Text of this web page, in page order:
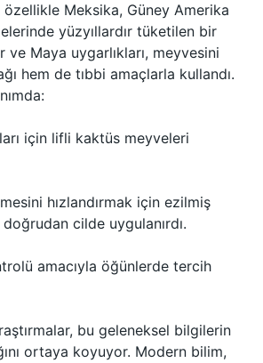
Meksika, Güney Amerika
yüzyıllardır tüketilen bir
Maya uygarlıkları, meyvesini
hem de tıbbi amaçlarla kullandı.
için lifli kaktüs meyveleri
hızlandırmak için ezilmiş
cilde uygulanırdı.
amacıyla öğünlerde tercih
bu geleneksel bilgilerin
ortaya koyuyor. Modern bilim,